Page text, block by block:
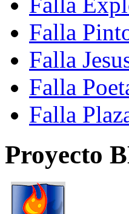
Falla
Falla
Falla
Falla
Proyecto